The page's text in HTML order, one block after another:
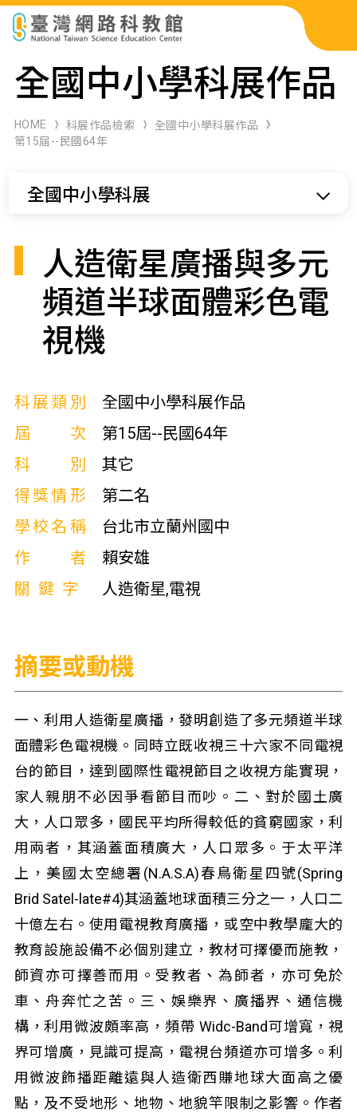
科展作品檢索
科學研習月刊
全國中小學科展作品
HOME 科展作品檢索
全國中小學科展作品
第15屆--民國64年
全國中小學科展
人造衛星廣播與多元
頻道半球面體彩色電
視機
科展類別
全國中小學科展作品
屆次
第15屆--民國64年
科別
其它
得獎情形
第二名
學校名稱
台北市立蘭州國中
作者
賴安雄
關鍵字
人造衛星,電視
摘要或動機
一、利用人造衛星廣播，發明創造了多元頻道半球
面體彩色電視機。同時立既收視三十六家不同電視
台的節目，達到國際性電視節目之收視方能實現，
家人親朋不必因爭看節目而吵。二、對於國土廣
大，人口眾多，國民平均所得較低的貧窮國家，利
用兩者，其涵蓋面積廣大，人口眾多。于太平洋
上，美國太空總署(N.A.S.A)春鳥衛星四號(Spring
Brid Satel-late#4)其涵蓋地球面積三分之一，人口二
十億左右。使用電視教育廣播，或空中教學龐大的
教育設施設備不必個別建立，教材可擇優而施教，
師資亦可擇善而用。受教者、為師者，亦可免於
車、舟奔忙之苦。三、娛樂界、廣播界、通信機
構，利用微波頗率高，頻帶 Widc-Band可增寬，視
界可增廣，見識可提高，電視台頻道亦可增多。利
用微波飾播距離遠與人造衛西賺地球大面高之優
點，及不受地形、地物、地貌竿限制之影響。作者